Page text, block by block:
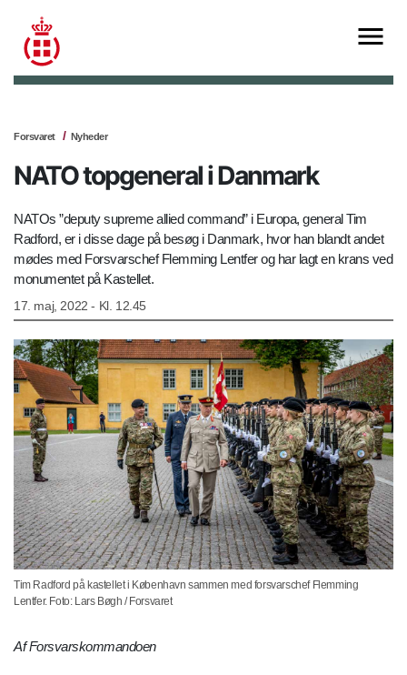
Forsvaret Nyheder
NATO topgeneral i Danmark
NATOs ”deputy supreme allied command” i Europa, general Tim
Radford, er i disse dage på besøg i Danmark, hvor han blandt andet
mødes med Forsvarschef Flemming Lentfer og har lagt en krans ved
monumentet på Kastellet.
17. maj, 2022 - Kl. 12.45
Tim Radford på kastellet i København sammen med forsvarschef Flemming
Lentfer. Foto: Lars Bøgh / Forsvaret
Af Forsvarskommandoen